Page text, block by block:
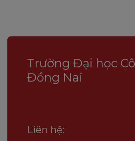
Trường Đại học
Đồng Nai
Liên hệ: